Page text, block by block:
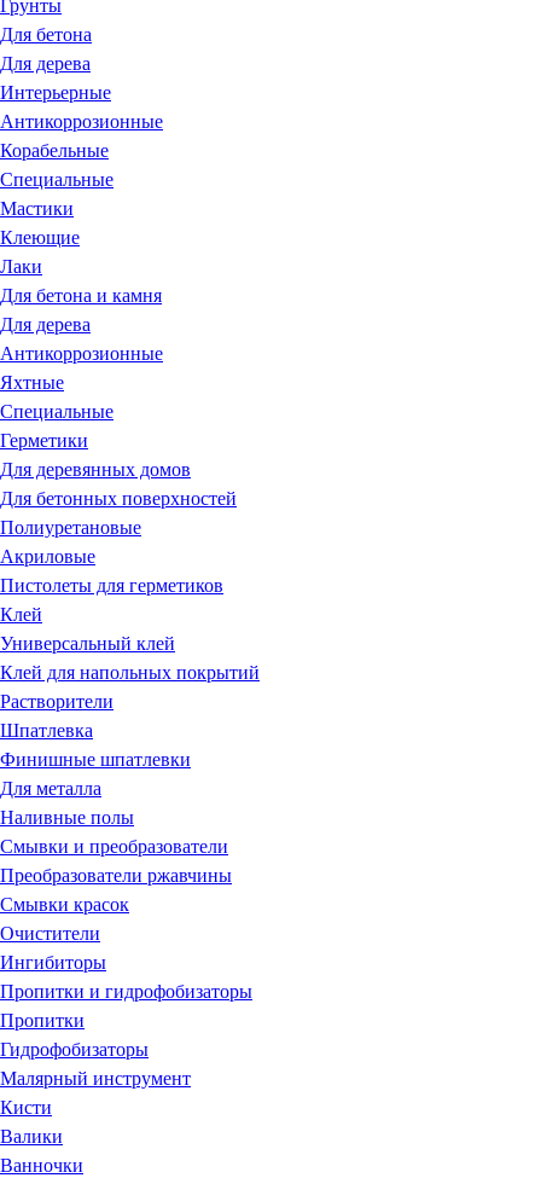
Грунты
Для бетона
Для дерева
Интерьерные
Антикоррозионные
Корабельные
Специальные
Мастики
Клеющие
Лаки
Для бетона и камня
Для дерева
Антикоррозионные
Яхтные
Специальные
Герметики
Для деревянных домов
Для бетонных поверхностей
Полиуретановые
Акриловые
Пистолеты для герметиков
Клей
Универсальный клей
Клей для напольных покрытий
Растворители
Шпатлевка
Финишные шпатлевки
Для металла
Наливные полы
Смывки и преобразователи
Преобразователи ржавчины
Смывки красок
Очистители
Ингибиторы
Пропитки и гидрофобизаторы
Пропитки
Гидрофобизаторы
Малярный инструмент
Кисти
Валики
Ванночки